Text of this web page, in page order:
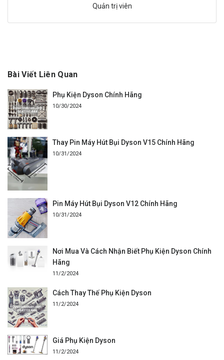
Quản trị viên
Bài Viết Liên Quan
Phụ Kiện Dyson Chính Hãng
10/30/2024
Thay Pin Máy Hút Bụi Dyson V15 Chính Hãng
10/31/2024
Pin Máy Hút Bụi Dyson V12 Chính Hãng
10/31/2024
Nơi Mua Và Cách Nhận Biết Phụ Kiện Dyson Chính
Hãng
11/2/2024
Cách Thay Thế Phụ Kiện Dyson
11/2/2024
Giá Phụ Kiện Dyson
11/2/2024